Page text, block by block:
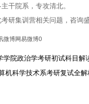
干院系，专攻清北。
研集训营相关问题，咨询
微博网易微博0
学院政治学考研初试科目解
机科学技术系考研复试全解